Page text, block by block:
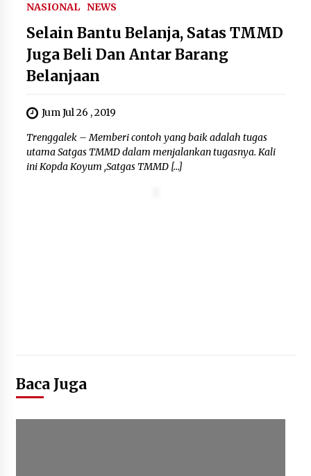
Tagihan Air Tanpa Pemakaian,
Terungkap Ada Transisi Panjang
Pengelolaan , Perumdam TKR
Sarana PAUD Diperkuat, Tangsel
Dorong Angka Partisipasi Sekolah
Terus Meningkat
NASIONAL NEWS
Selain Bantu Belanja, Satas TMMD
Juga Beli Dan Antar Barang
Belanjaan
Jum Jul 26 , 2019
Trenggalek – Memberi contoh yang baik adalah tugas
utama Satgas TMMD dalam menjalankan tugasnya. Kali
ini Kopda Koyum ,Satgas TMMD […]
Baca Juga